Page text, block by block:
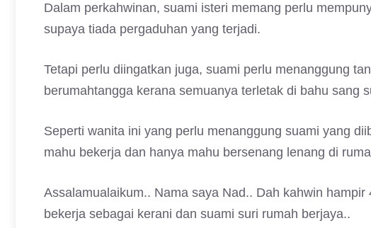
Dalam perkahwinan, suami isteri memang perlu
supaya tiada pergaduhan yang terjadi.
Tetapi perlu diingatkan juga, suami perlu menanggung
berumahtangga kerana semuanya terletak di bahu sang
Seperti wanita ini yang perlu menanggung suami yang
mahu bekerja dan hanya mahu bersenang lenang di
Assalamualaikum.. Nama saya Nad.. Dah kahwin
bekerja sebagai kerani dan suami suri rumah berjaya..